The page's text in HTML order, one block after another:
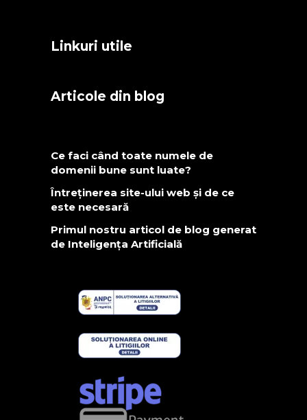
Linkuri utile
Articole din blog
Ce faci când toate numele de
domenii bune sunt luate?
Întreținerea site-ului web și de ce
este necesară
Primul nostru articol de blog generat
de Inteligența Artificială